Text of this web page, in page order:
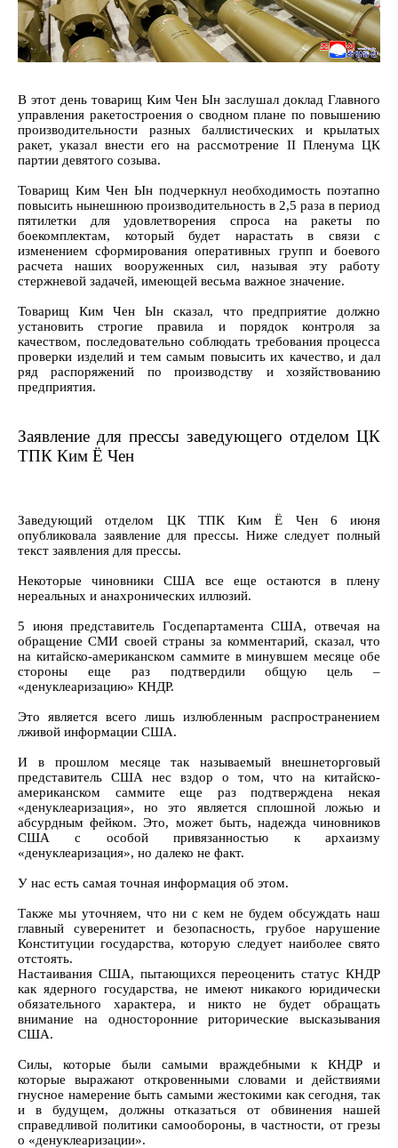
В этот день товарищ Ким Чен Ын заслушал доклад Главного
управления ракетостроения о сводном плане по повышению
производительности разных баллистических и крылатых
ракет, указал внести его на рассмотрение II Пленума ЦК
партии девятого созыва.
Товарищ Ким Чен Ын подчеркнул необходимость поэтапно
повысить нынешнюю производительность в 2,5 раза в период
пятилетки для удовлетворения спроса на ракеты по
боекомплектам, который будет нарастать в связи с
изменением сформирования оперативных групп и боевого
расчета наших вооруженных сил, называя эту работу
стержневой задачей, имеющей весьма важное значение.
Товарищ Ким Чен Ын сказал, что предприятие должно
установить строгие правила и порядок контроля за
качеством, последовательно соблюдать требования процесса
проверки изделий и тем самым повысить их качество, и дал
ряд распоряжений по производству и хозяйствованию
предприятия.
Заявление для прессы заведующего отделом ЦК
ТПК Ким Ё Чен
Заведующий отделом ЦК ТПК Ким Ё Чен 6 июня
опубликовала заявление для прессы. Ниже следует полный
текст заявления для прессы.
Некоторые чиновники США все еще остаются в плену
нереальных и анахронических иллюзий.
5 июня представитель Госдепартамента США, отвечая на
обращение СМИ своей страны за комментарий, сказал, что
на китайско-американском саммите в минувшем месяце обе
стороны еще раз подтвердили общую цель –
«денуклеаризацию» КНДР.
Это является всего лишь излюбленным распространением
лживой информации США.
И в прошлом месяце так называемый внешнеторговый
представитель США нес вздор о том, что на китайско-
американском саммите еще раз подтверждена некая
«денуклеаризация», но это является сплошной ложью и
абсурдным фейком. Это, может быть, надежда чиновников
США с особой привязанностью к архаизму
«денуклеаризация», но далеко не факт.
У нас есть самая точная информация об этом.
Также мы уточняем, что ни с кем не будем обсуждать наш
главный суверенитет и безопасность, грубое нарушение
Конституции государства, которую следует наиболее свято
отстоять.
Настаивания США, пытающихся переоценить статус КНДР
как ядерного государства, не имеют никакого юридически
обязательного характера, и никто не будет обращать
внимание на односторонние риторические высказывания
США.
Силы, которые были самыми враждебными к КНДР и
которые выражают откровенными словами и действиями
гнусное намерение быть самыми жестокими как сегодня, так
и в будущем, должны отказаться от обвинения нашей
справедливой политики самообороны, в частности, от грезы
о «денуклеаризации».